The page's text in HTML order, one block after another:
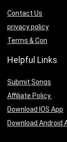
Contact Us
privacy policy
Terms & Con
Helpful Links
Submit Songs
Affiliate Policy
Download IOS App
Download Android